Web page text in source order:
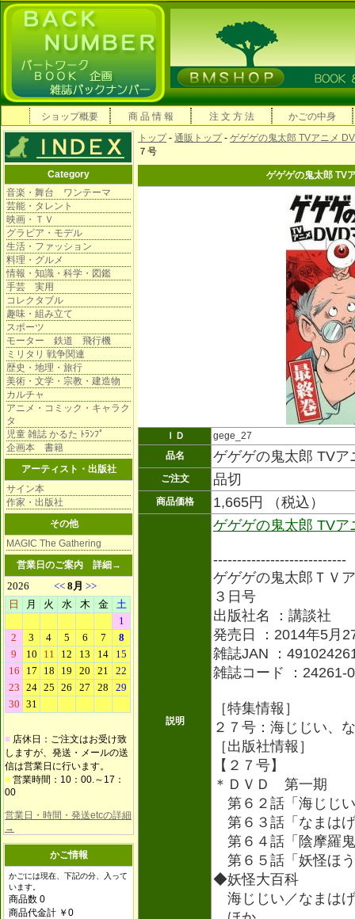
ショップ概要 商 品 情 報 注 文 方 法 かごの中身
Category
音楽・舞台 ワンテーマ
芸能・タレント
映画・ＴＶ
グラビア・モデル
生活・ファッション
料理・グルメ
情報・知識・科学・図鑑
手芸 実用
コレクタブル
趣味・組み立て
スポーツ
モーター 鉄道 飛行機
ミリタリ 戦争関連
歴史・地理・旅行
美術・文学・宗教・建造物
カルチャ
アニメ・コミック・キャラク
タ
児童 雑誌 かるた ﾄﾗﾝﾌﾟ
企画本 書籍
アーティスト・出版社
サイン本
作家・出版社
その他
MAGIC The Gathering
営業日のご案内 詳細→
■ 店休日：ご注文はお受け致
しますが、発送・メールの送
信は営業日に行います。
■ 営業時間：10：00.～17：
00
営業日・時間・発送etcの詳細
→
かご情報
かごには現在、下記の分、入って
います。
商品数 0
商品代金計 ￥0
トップ- 通販トップ- ゲゲゲの鬼太郎 TVアニメ
７号
ゲゲゲの鬼太郎 TV
ＩＤ
gege_27
品名
ゲゲゲの鬼太郎 TV
ご注文 品切
商品価格 1,665円 （税込）
説明
ゲゲゲの鬼太郎 TVア
----------------------------
ゲゲゲの鬼太郎ＴＶ
３日号
出版社名 ：講談社
発売日 ：2014年5月
雑誌JAN ：
雑誌コード ：24261-
［特集情報］
２７号：海じじい、
［出版社情報］
【２７号】
＊ＤＶＤ 第一期
第６２話「海じじ
第６３話「なまは
第６４話「陰摩羅
第６５話「妖怪ほ
◆妖怪大百科
海じじい／なまは